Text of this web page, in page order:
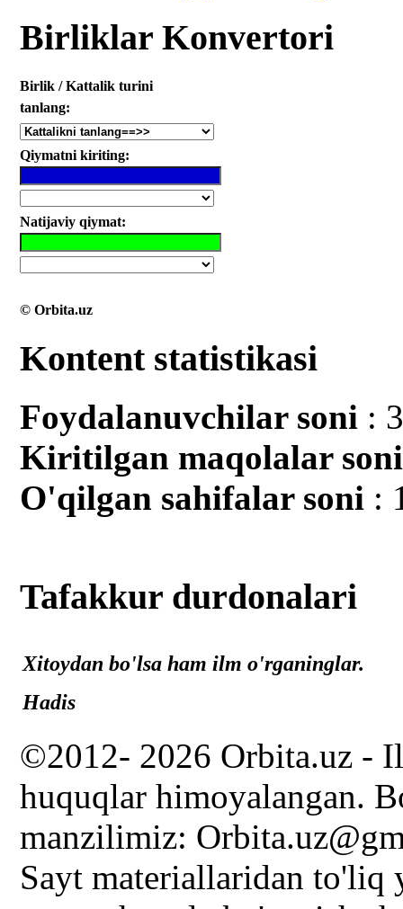
Birliklar Konvertori
Birlik / Kattalik turini
tanlang:
Qiymatni kiriting:
Natijaviy qiymat:
© Orbita.uz
Kontent statistikasi
Foydalanuvchilar soni :
Kiritilgan mаqolalar soni
O'qilgan sahifalar soni :
Tafakkur durdonalari
Xitoydan bo'lsa ham ilm o'rganinglar.
Hadis
©2012- 2026 Orbita.uz -
huquqlar himoyalangan.
manzilimiz:
Sayt materiallaridan